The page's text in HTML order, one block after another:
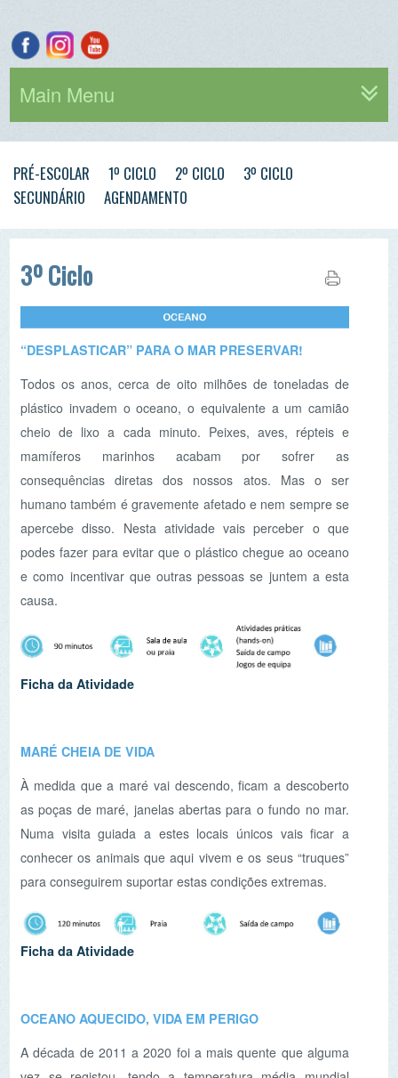
Main Menu
SECUNDÁRIO AGENDAMENTO
3º Ciclo
“DESPLASTICAR” PARA O MAR PRESERVAR!
Todos os anos, cerca de oito milhões de toneladas de
cheio de lixo a cada minuto. Peixes, aves, répteis e
mamíferos marinhos acabam por sofrer as
consequências diretas dos nossos atos. Mas o ser
humano também é gravemente afetado e nem sempre se
apercebe disso. Nesta atividade vais perceber o que
podes fazer para evitar que o plástico chegue ao oceano
e como incentivar que outras pessoas se juntem a esta
causa.
MARÉ CHEIA DE VIDA
Numa visita guiada a estes locais únicos vais ficar a
conhecer os animais que aqui vivem e os seus “truques”
para conseguirem suportar estas condições extremas.
Ficha da Atividade
OCEANO AQUECIDO, VIDA EM PERIGO
A década de 2011 a 2020 foi a mais quente que alguma
Um aumento de 2°C em relação à temperatura da época
pré-industrial produz graves impactos negativos no
ambiente natural e na saúde e bem -estar humanos. O